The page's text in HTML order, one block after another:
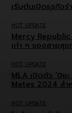
เริ่มต้นเปิดธุรกิจ
HOT UPDATE
Mercy
เก่า ๆ ของสายสุข
HOT UPDATE
MLA เปิดตัว ‘ปิย
Mates 2024 สำ
HOT UPDATE